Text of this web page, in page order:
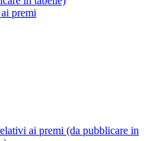
premi
ai premi (da pubblicare in